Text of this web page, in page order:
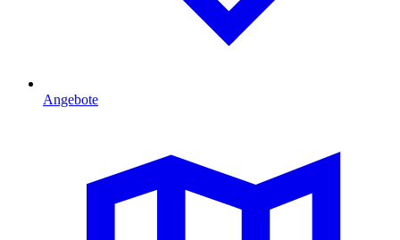
Angebote